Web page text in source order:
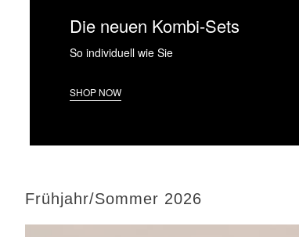
Die neuen Kombi-Sets
So individuell wie Sie
SHOP NOW
Frühjahr/Sommer 2026